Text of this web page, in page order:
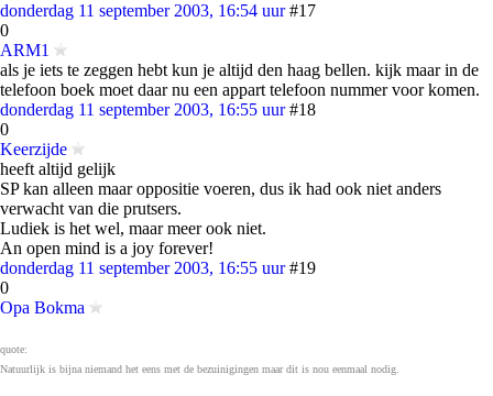
donderdag 11 september 2003, 16:54 uur #17
0
ARM1
als je iets te zeggen hebt kun je altijd den haag bellen. kijk maar in de
telefoon boek moet daar nu een appart telefoon nummer voor komen.
donderdag 11 september 2003, 16:55 uur #18
0
Keerzijde
heeft altijd gelijk
SP kan alleen maar oppositie voeren, dus ik had ook niet anders
verwacht van die prutsers.
Ludiek is het wel, maar meer ook niet.
An open mind is a joy forever!
donderdag 11 september 2003, 16:55 uur #19
0
Opa Bokma
quote:
Natuurlijk is bijna niemand het eens met de bezuinigingen maar dit is nou eenmaal nodig.